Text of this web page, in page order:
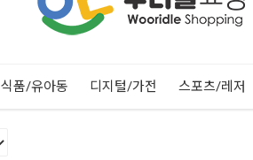
식품/유아동 디지털/가전 스포츠/레저